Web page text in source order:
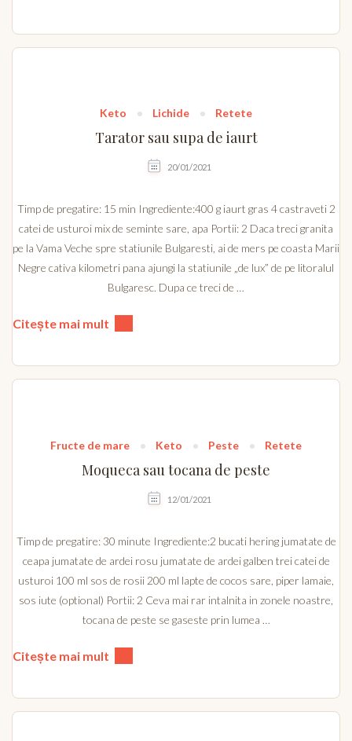
Keto Lichide Retete
Tarator sau supa de iaurt
20/01/2021
Timp de pregatire: 15 min Ingrediente:400 g iaurt gras 4 castraveti 2
catei de usturoi mix de seminte sare, apa Portii: 2 Daca treci granita
pe la Vama Veche spre statiunile Bulgaresti, ai de mers pe coasta Marii
Negre cativa kilometri pana ajungi la statiunile „de lux” de pe litoralul
Bulgaresc. Dupa ce treci de …
Citește mai mult
Fructe de mare Keto Peste Retete
Moqueca sau tocana de peste
12/01/2021
Timp de pregatire: 30 minute Ingrediente:2 bucati hering jumatate de
ceapa jumatate de ardei rosu jumatate de ardei galben trei catei de
usturoi 100 ml sos de rosii 200 ml lapte de cocos sare, piper lamaie,
sos iute (optional) Portii: 2 Ceva mai rar intalnita in zonele noastre,
tocana de peste se gaseste prin lumea …
Citește mai mult